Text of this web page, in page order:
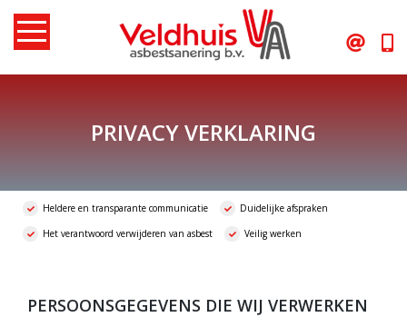
content
PRIVACY VERKLARING
Heldere en transparante communicatie
Duidelijke afspraken
Het verantwoord verwijderen van asbest
Veilig werken
PERSOONSGEGEVENS DIE WIJ VERWERKEN